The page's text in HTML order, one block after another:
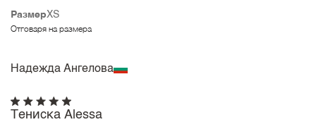
РазмерXS
Отговаря на размера
Надежда Ангелова
Тениска Alessa